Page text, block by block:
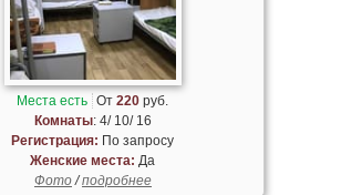
Места есть От220 руб.
Комнаты: 4/ 10/ 16
Регистрация: По запросу
Женские места: Да
Фото/подробнее